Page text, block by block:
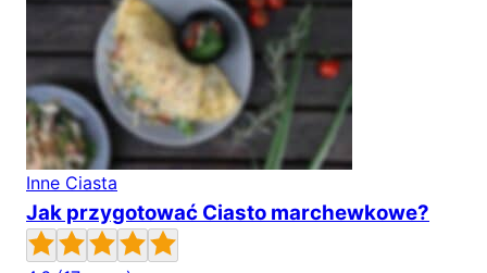
Inne Ciasta
Jak przygotować Ciasto marchewkowe?